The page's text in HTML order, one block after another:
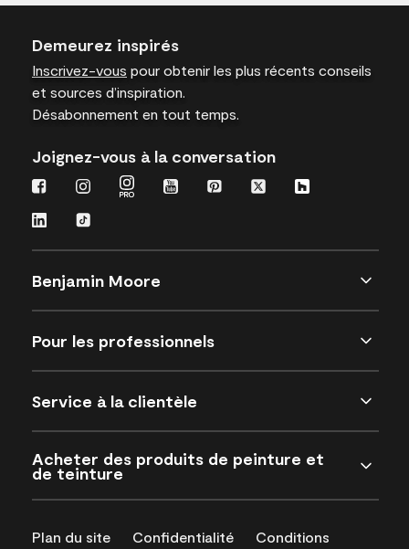
Demeurez inspirés
Inscrivez-vous pour obtenir les plus récents conseils
et sources d’inspiration.
Désabonnement en tout temps.
Joignez-vous à la conversation
Benjamin Moore
Pour les professionnels
Service à la clientèle
Acheter des produits de peinture et
de teinture
Plan du site Confidentialité
Conditions